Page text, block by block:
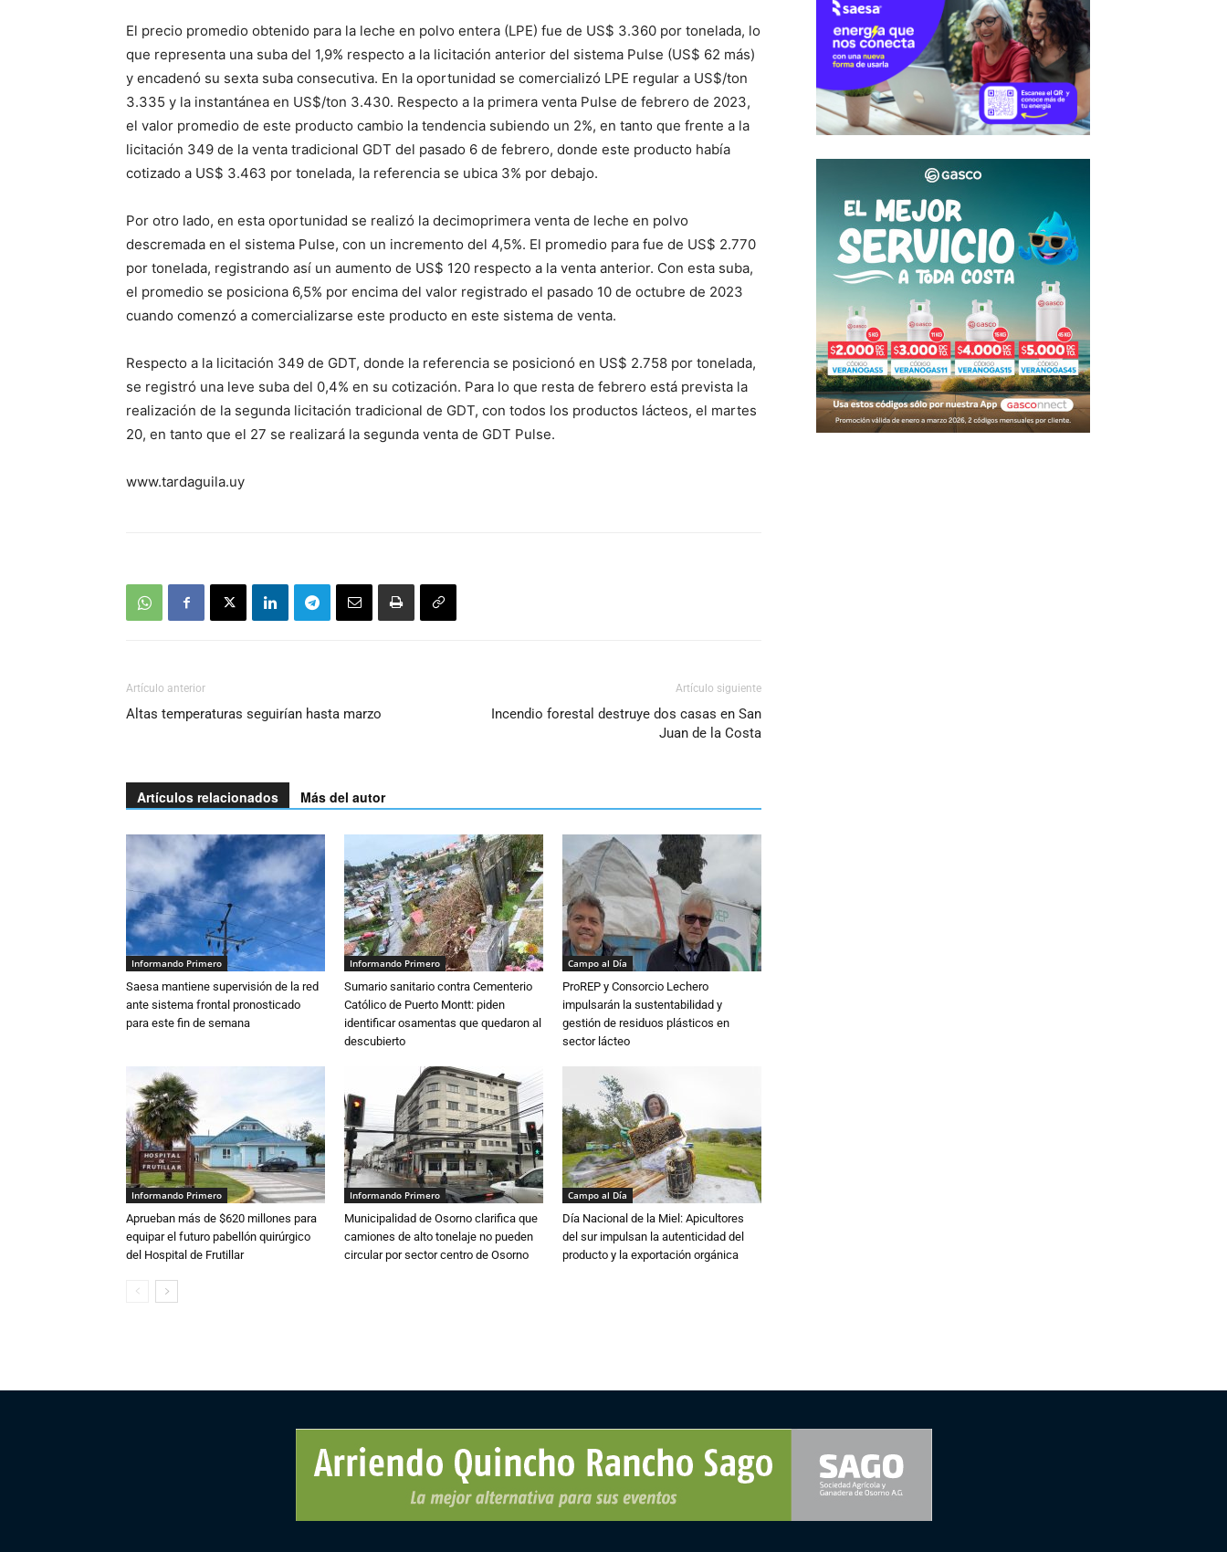
El precio promedio obtenido para la leche en polvo entera (LPE) fue de US$ 3.360 por tonelada, lo
que representa una suba del 1,9% respecto a la licitación anterior del sistema Pulse (US$ 62 más)
y encadenó su sexta suba consecutiva. En la oportunidad se comercializó LPE regular a US$/ton
3.335 y la instantánea en US$/ton 3.430. Respecto a la primera venta Pulse de febrero de 2023,
el valor promedio de este producto cambio la tendencia subiendo un 2%, en tanto que frente a la
licitación 349 de la venta tradicional GDT del pasado 6 de febrero, donde este producto había
cotizado a US$ 3.463 por tonelada, la referencia se ubica 3% por debajo.
Por otro lado, en esta oportunidad se realizó la decimoprimera venta de leche en polvo
descremada en el sistema Pulse, con un incremento del 4,5%. El promedio para fue de US$ 2.770
por tonelada, registrando así un aumento de US$ 120 respecto a la venta anterior. Con esta suba,
el promedio se posiciona 6,5% por encima del valor registrado el pasado 10 de octubre de 2023
cuando comenzó a comercializarse este producto en este sistema de venta.
Respecto a la licitación 349 de GDT, donde la referencia se posicionó en US$ 2.758 por tonelada,
se registró una leve suba del 0,4% en su cotización. Para lo que resta de febrero está prevista la
realización de la segunda licitación tradicional de GDT, con todos los productos lácteos, el martes
20, en tanto que el 27 se realizará la segunda venta de GDT Pulse.
www.tardaguila.uy
Artículo anterior
Altas temperaturas seguirían hasta marzo
Artículo siguiente
Incendio forestal destruye dos casas en San
Juan de la Costa
Artículos relacionados Más del autor
Informando Primero
Saesa mantiene supervisión de la red
ante sistema frontal pronosticado
para este fin de semana
Informando Primero
Sumario sanitario contra Cementerio
Católico de Puerto Montt: piden
identificar osamentas que quedaron al
descubierto
Campo al Día
ProREP y Consorcio Lechero
impulsarán la sustentabilidad y
gestión de residuos plásticos en
sector lácteo
Informando Primero
Aprueban más de $620 millones para
equipar el futuro pabellón quirúrgico
del Hospital de Frutillar
Informando Primero
Municipalidad de Osorno clarifica que
camiones de alto tonelaje no pueden
circular por sector centro de Osorno
Campo al Día
Día Nacional de la Miel: Apicultores
del sur impulsan la autenticidad del
producto y la exportación orgánica